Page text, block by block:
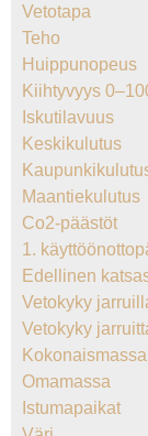
Vetotapa
Teho
Huippunopeus
Kiihtyvyys
Iskutilavuus
Keskikulutus
Maantiekulutus
Co2-päästöt
1.
Edellinen
Vetokyky
Vetokyky
Kokonaismassa
Omamassa
Istumapaikat